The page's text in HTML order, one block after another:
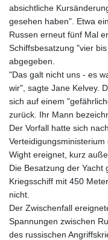
absichtliche
gesehen haben". Etwa
Russen erneut fünf Mal
Schiffsbesatzung "vier
abgegeben.
"Das galt nicht uns - es
wir", sagte Jane Kelvey.
sich auf einem
zurück. Ihr Mann
Der Vorfall hatte sich
Wight ereignet, kurz
Die Besatzung der Yacht
Kriegsschiff mit 450
nicht.
Der Zwischenfall
Spannungen zwischen
des russischen